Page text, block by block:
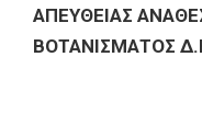
ΑΠΕΥΘΕΙΑΣ
ΒΟΤΑΝΙΣΜΑΤΟΣ